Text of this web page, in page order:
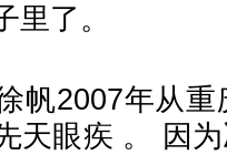
里了。
帆2007年从
天眼疾 。 因